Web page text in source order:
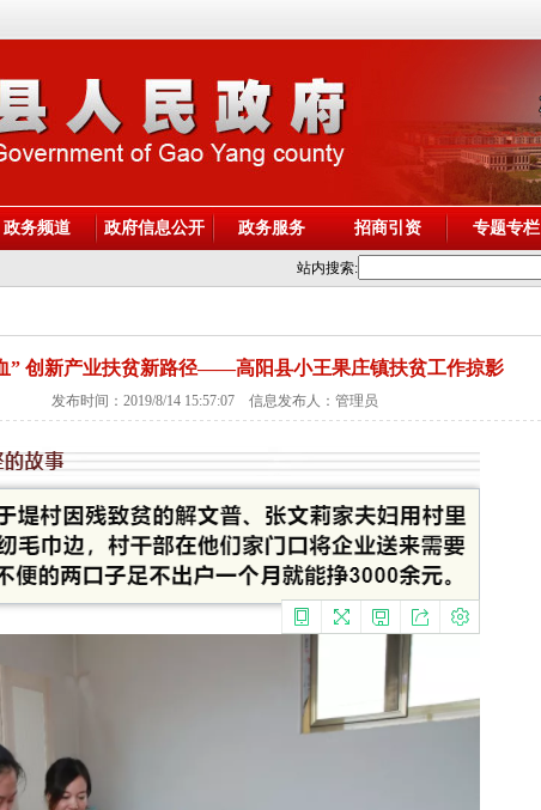
政务频道 政府信息公开 政务服务 招商引资 专题专栏
站内搜索:
” 创新产业扶贫新路径——高阳县小王果庄镇扶贫工作掠影
发布时间：2019/8/14 15:57:07 信息发布人：管理员